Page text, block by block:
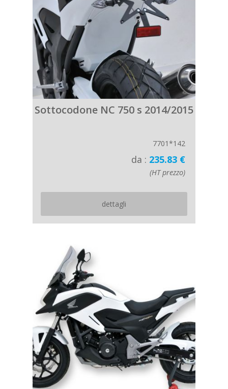
Sottocodone NC 750 s 2014/2015
7701*142
da : 235.83 €
(HT prezzo)
dettagli